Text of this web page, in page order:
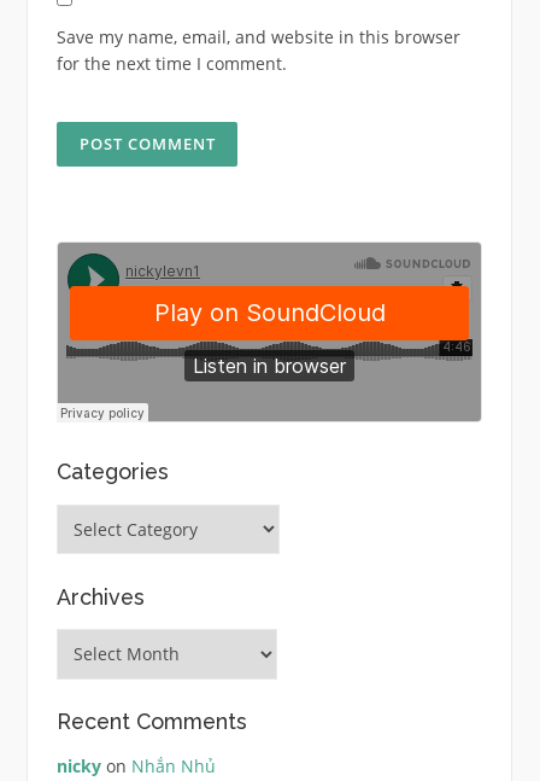
Save my name, email, and website in this browser
for the next time I comment.
Categories
Archives
Recent Comments
nickyon Nhắn Nhủ